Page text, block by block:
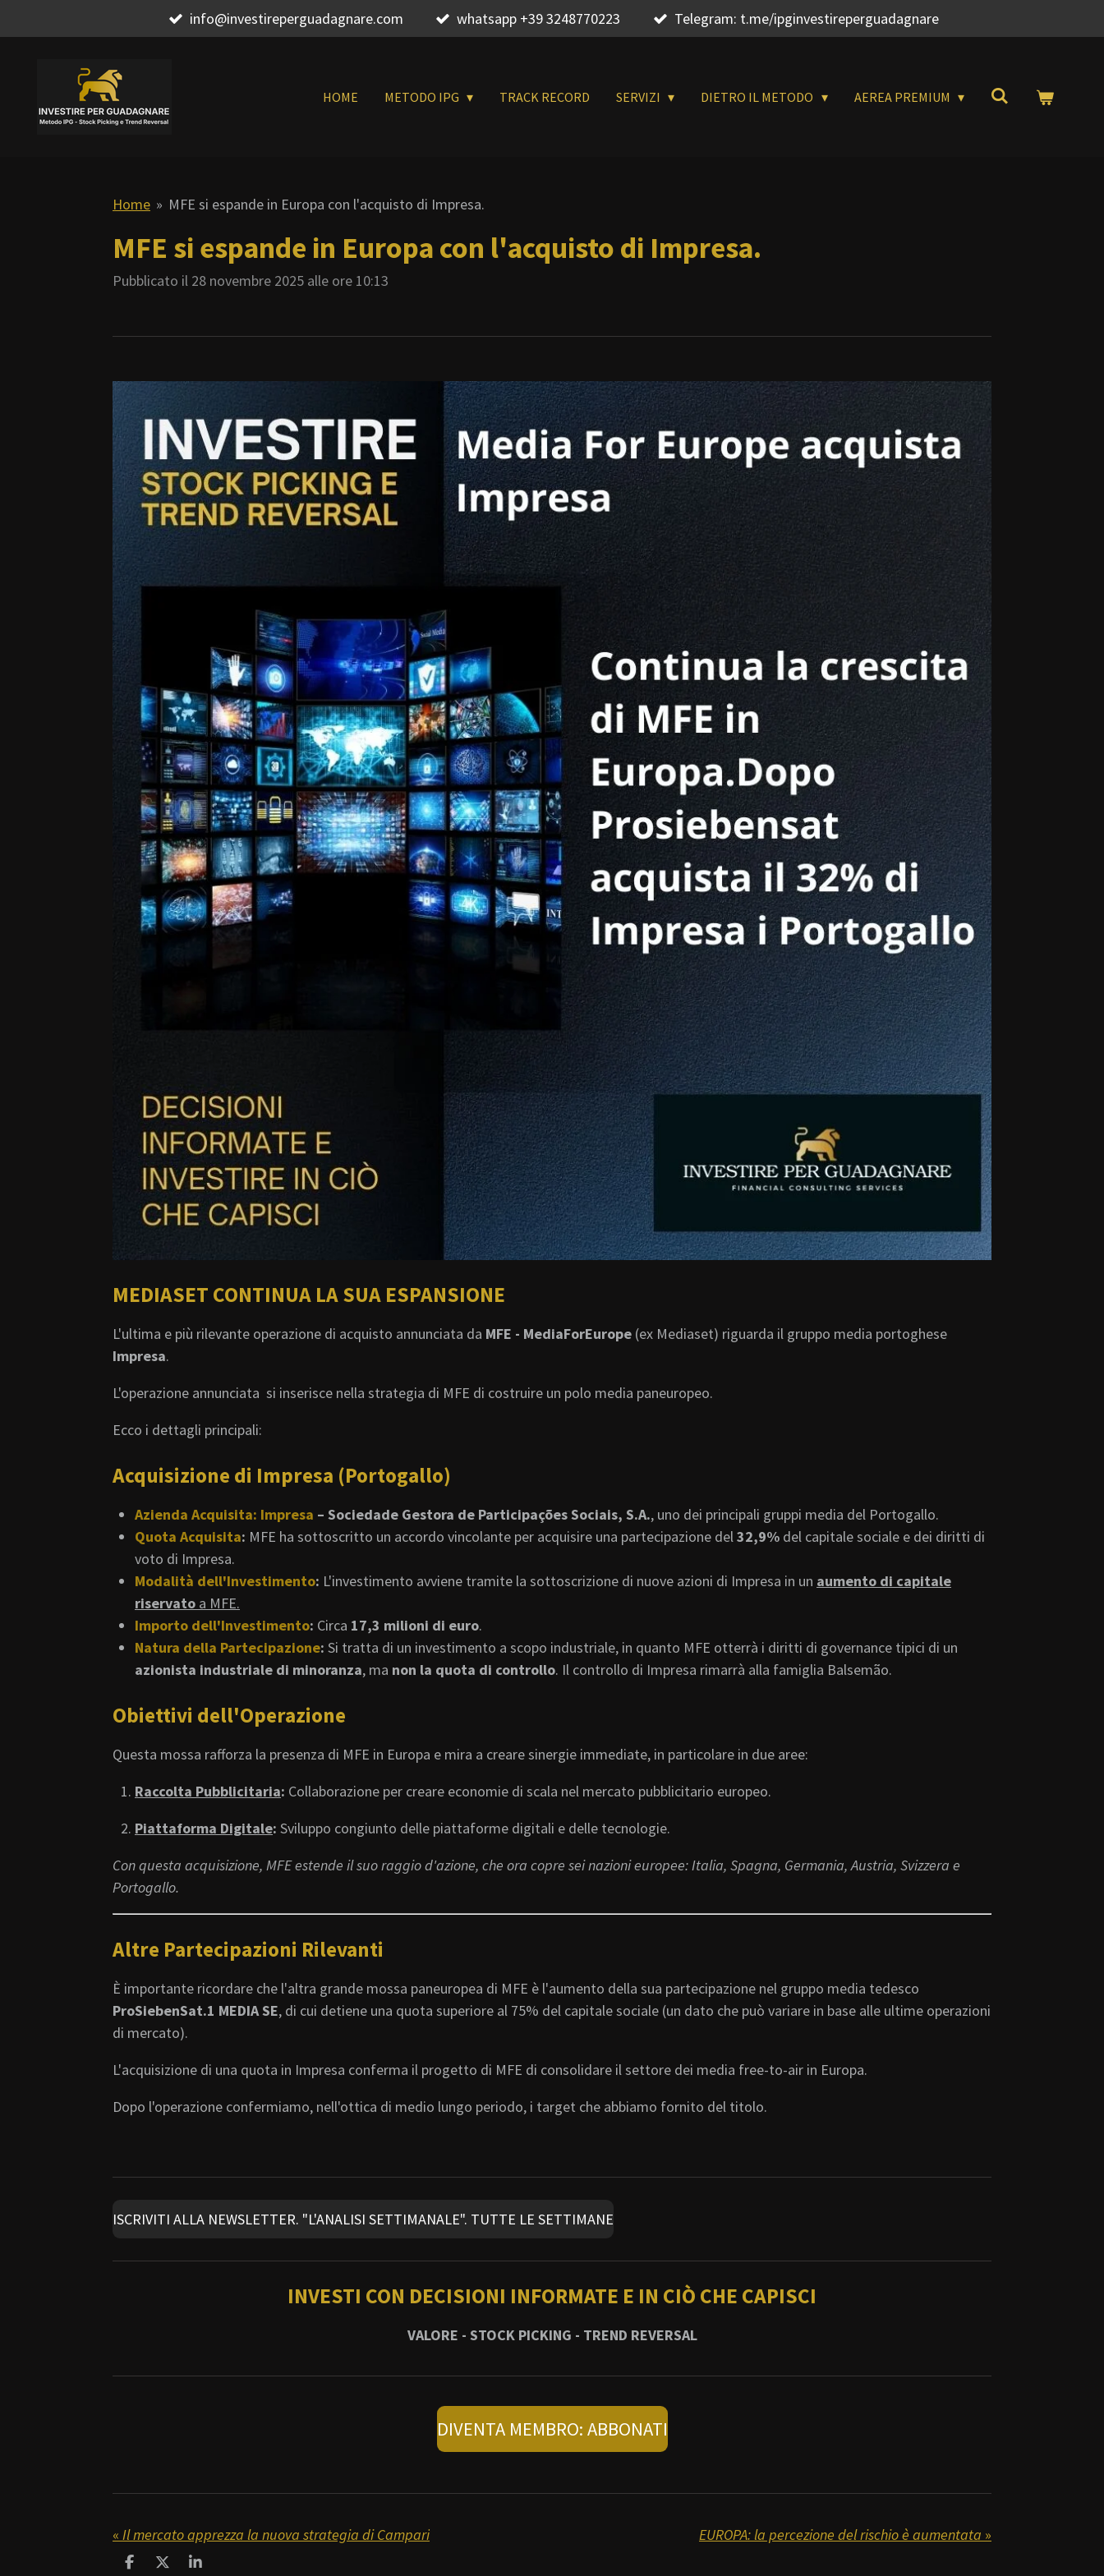
al
info@investireperguadagnare.com whatsapp +39 3248770223 Telegram: t.me/ipginvestireperguadagnare
HOME METODO IPG TRACK RECORD SERVIZI DIETRO IL METODO AEREA PREMIUM
Home » MFE si espande in Europa con l'acquisto di Impresa.
MFE si espande in Europa con l'acquisto di Impresa.
Pubblicato il 28 novembre 2025 alle ore 10:13
MEDIASET CONTINUA LA SUA ESPANSIONE
L'ultima e più rilevante operazione di acquisto annunciata da MFE - MediaForEurope (ex Mediaset) riguarda il gruppo media portoghese
Impresa.
L'operazione annunciata si inserisce nella strategia di MFE di costruire un polo media paneuropeo.
Ecco i dettagli principali:
Acquisizione di Impresa (Portogallo)
Azienda Acquisita: Impresa – Sociedade Gestora de Participações Sociais, S.A., uno dei principali gruppi media del Portogallo.
Quota Acquisita: MFE ha sottoscritto un accordo vincolante per acquisire una partecipazione del32,9% del capitale sociale e dei diritti di
voto di Impresa.
Modalità dell'Investimento: L'investimento avviene tramite la sottoscrizione di nuove azioni di Impresa in un aumento di capitale
riservato a MFE.
Importo dell'Investimento: Circa 17,3 milioni di euro.
Natura della Partecipazione: Si tratta di un investimento a scopo industriale, in quanto MFE otterrà i diritti di governance tipici di un
azionista industriale di minoranza, ma non la quota di controllo. Il controllo di Impresa rimarrà alla famiglia Balsemão.
Obiettivi dell'Operazione
Questa mossa rafforza la presenza di MFE in Europa e mira a creare sinergie immediate, in particolare in due aree:
Raccolta Pubblicitaria: Collaborazione per creare economie di scala nel mercato pubblicitario europeo.
Piattaforma Digitale: Sviluppo congiunto delle piattaforme digitali e delle tecnologie.
Con questa acquisizione, MFE estende il suo raggio d'azione, che ora copre sei nazioni europee: Italia, Spagna, Germania, Austria, Svizzera e
Portogallo.
Altre Partecipazioni Rilevanti
È importante ricordare che l'altra grande mossa paneuropea di MFE è l'aumento della sua partecipazione nel gruppo media tedesco
ProSiebenSat.1 MEDIA SE, di cui detiene una quota superiore al 75% del capitale sociale (un dato che può variare in base alle ultime operazioni
di mercato).
L'acquisizione di una quota in Impresa conferma il progetto di MFE di consolidare il settore dei media free-to-air in Europa.
Dopo l'operazione confermiamo, nell'ottica di medio lungo periodo, i target che abbiamo fornito del titolo.
ISCRIVITI ALLA NEWSLETTER. "L'ANALISI SETTIMANALE". TUTTE LE SETTIMANE
INVESTI CON DECISIONI INFORMATE E IN CIÒ CHE CAPISCI
VALORE - STOCK PICKING - TREND REVERSAL
DIVENTA MEMBRO: ABBONATI
« Il mercato apprezza la nuova strategia di Campari EUROPA: la percezione del rischio è aumentata »
C
C
C